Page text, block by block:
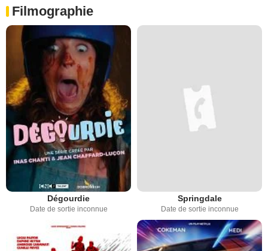
Filmographie
Dégourdie
Date de sortie inconnue
Springdale
Date de sortie inconnue